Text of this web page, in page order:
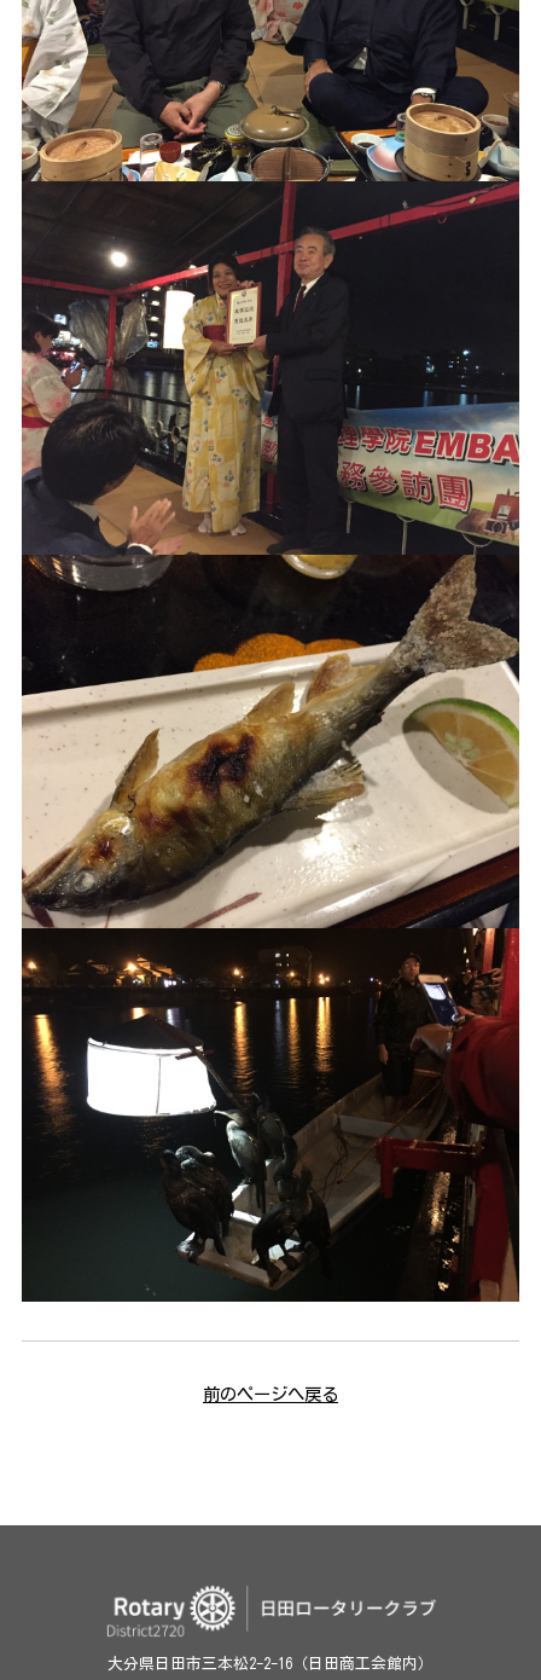
前のページへ戻る
大分県日田市三本松2-2-16（日田商工会館内）